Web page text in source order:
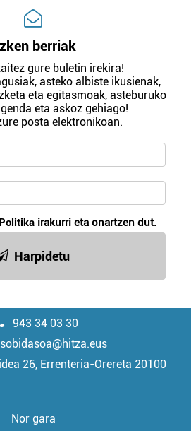
berriak
gure buletin irekira!
asteko albiste ikusienak,
eta egitasmoak, asteburuko
eta askoz gehiago!
posta elektronikoan.
irakurri eta onartzen dut.
Harpidetu
943 34 03 30
26, Errenteria-Orereta 20100
Nor gara